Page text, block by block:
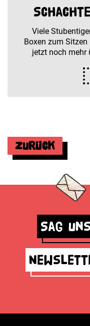
Viele
Boxen zum
jetzt noch mehr
Zurück
Sag